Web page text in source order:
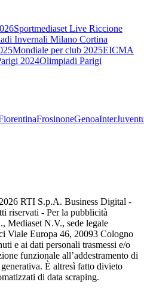
Sportmediaset Live Riccione
Invernali Milano Cortina
Mondiale per club 2025EICMA
2024Olimpiadi Parigi
FrosinoneGenoaInter
2026 RTI S.p.A. Business Digital -
riservati - Per la pubblicità
Mediaset N.V., sede legale
Viale Europa 46, 20093 Cologno
e ai dati personali trasmessi e/o
funzionale all’addestramento di
È altresì fatto divieto
di data scraping.